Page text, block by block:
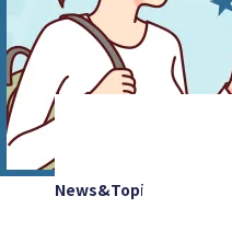
News&Topics